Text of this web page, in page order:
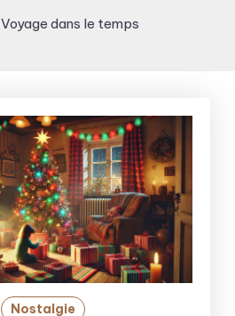
Voyage dans le temps
Nostalgie